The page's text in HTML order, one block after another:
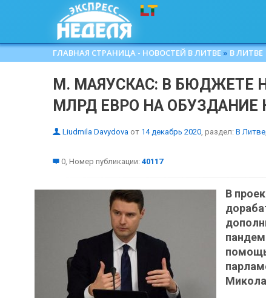
ГЛАВНАЯ СТРАНИЦА - НОВОСТЕЙ В ЛИТВЕ » В ЛИТВЕ
М. МАЯУСКАС: В БЮДЖЕТЕ
МЛРД ЕВРО НА ОБУЗДАНИЕ
Liudmila Davydova от 14 декабрь 2020, раздел: В Литве,
0, Номер публикации: 40117
В